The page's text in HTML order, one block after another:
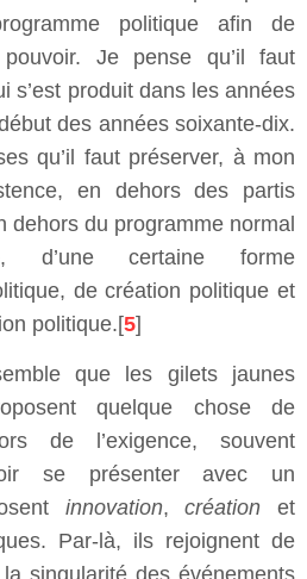
politique afin de
pouvoir. Je pense qu’il faut
s’est produit dans les années
des années soixante-dix.
qu’il faut préserver, à mon
en dehors des partis
dehors du programme normal
d’une certaine forme
de création politique et
politique.[5]
que les gilets jaunes
quelque chose de
de l’exigence, souvent
se présenter avec un
innovation,création et
Par-là, ils rejoignent de